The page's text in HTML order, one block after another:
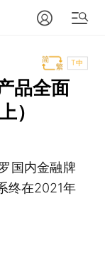
T中
品全面
）
国内金融牌
终在2021年